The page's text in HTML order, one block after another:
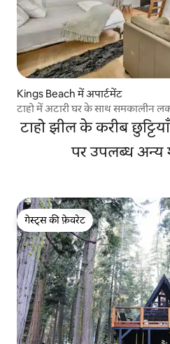
Kings Beach में अपार्टमेंट
टाहो में अटारी घर के साथ समकालीन
टाहो झील के करीब
पर उपलब्ध अन्य
गेस्ट्स की फ़ेवरेट
गेस्ट्स की फ़ेवरेट